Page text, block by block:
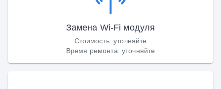
Замена Wi-Fi модуля
Стоимость:уточняйте
Время ремонта: уточняйте